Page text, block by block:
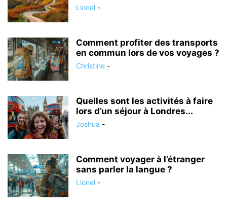
Lionel -
Comment profiter des transports
en commun lors de vos voyages ?
Christine -
Quelles sont les activités à faire
lors d’un séjour à Londres...
Joshua -
Comment voyager à l’étranger
sans parler la langue ?
Lionel -